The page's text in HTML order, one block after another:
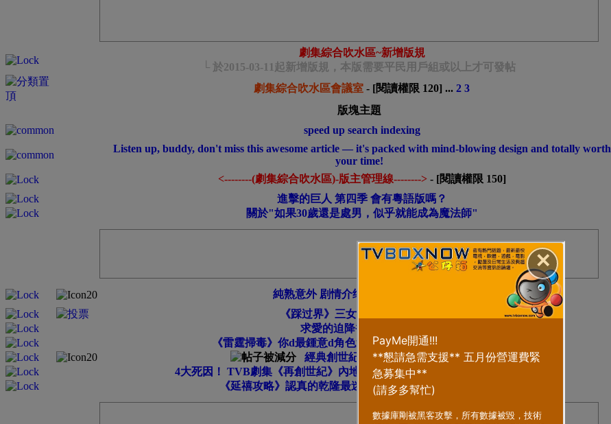
✕
劇集綜合吹水區~新增版規
└ 於2015-03-11起新增版規，本版需要平民用戶組或以上才可發帖
劇集綜合吹水區會議室 - [閱讀權限 120] ... 2 3
版塊主題
speed up search indexing
Listen up, buddy, don't miss this awesome article — it's packed with mind-blowing design and totally worth
your time!
<--------(劇集綜合吹水區)-版主管理線-------->- [閱讀權限 150]
進擊的巨人 第四季 會有粵語版嗎？
關於"如果30歲還是處男，似乎就能成為魔法師"
純熟意外 剧情介绍
《踩过界》三女主，你会拣边个？
求愛的迫降香港 Telegram
《雷霆掃毒》你d最鍾意d角色還？
經典創世紀 你地仲記吾記得內容講咩?
4大死因！ TVB劇集《再創世紀》內地收視插水！ 網友直呼：畀返羅嘉良我！
《延禧攻略》認真的乾隆最迷人！聶遠孖吳謹言對戲擦火花